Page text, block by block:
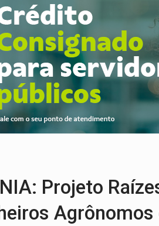
e Força Tática prendem
Prefeitura fortalece parceria com
Exército testa inovações no combate
SOCIOAMBIENTAIS:Em Itapuã do
Interior de Rondônia terá sábado
Após quase 30 anos de
Projeto